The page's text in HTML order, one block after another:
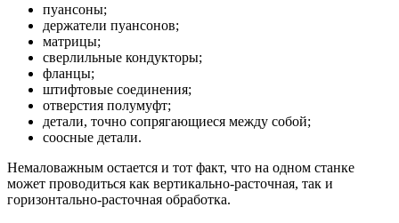
пуансоны;
держатели пуансонов;
матрицы;
сверлильные кондукторы;
фланцы;
штифтовые соединения;
отверстия полумуфт;
детали, точно сопрягающиеся между собой;
соосные детали.
Немаловажным остается и тот факт, что на одном станке
может проводиться как вертикально-расточная, так и
горизонтально-расточная обработка.